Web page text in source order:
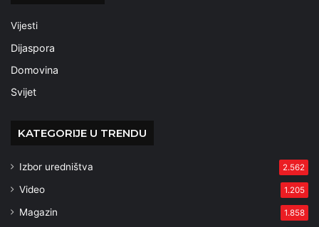
Vijesti
Dijaspora
Domovina
Svijet
KATEGORIJE U TRENDU
Izbor uredništva 2.562
Video 1.205
Magazin 1.858